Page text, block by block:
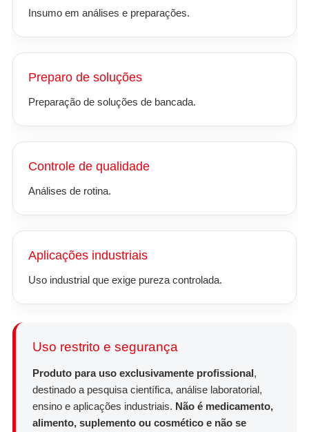
Insumo em análises e preparações.
Preparo de soluções
Preparação de soluções de bancada.
Controle de qualidade
Análises de rotina.
Aplicações industriais
Uso industrial que exige pureza controlada.
Uso restrito e segurança
Produto para uso exclusivamente profissional,
destinado a pesquisa científica, análise laboratorial,
ensino e aplicações industriais. Não é medicamento,
alimento, suplemento ou cosmético e não se